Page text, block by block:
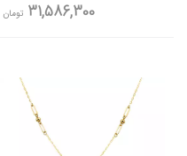
31,586,300 تومان